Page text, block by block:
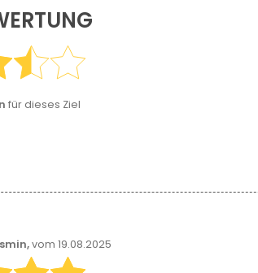
für dieses Ziel
vom 19.08.2025